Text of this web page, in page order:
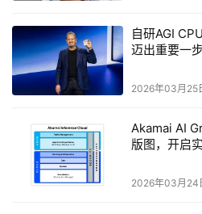
振奋。
微芯科技数据中心解决方
Hazen表示：“微芯科技非常高
推动一系列广泛应用的诞生，从
日益严苛的内存要求。”
自研AGI
迈出重要一步
2026年03月25
Akamai AI
版图，开启
2026年03月24